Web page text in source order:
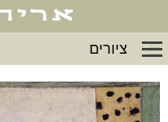
ציורים